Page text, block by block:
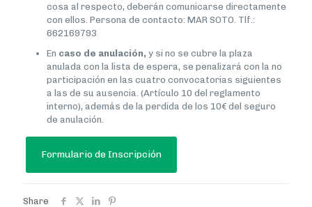
cosa al respecto, deberán comunicarse directamente
con ellos. Persona de contacto: MAR SOTO. Tlf.:
662169793
En caso de anulación, y si no se cubre la plaza
anulada con la lista de espera, se penalizará con la no
participación en las cuatro convocatorias siguientes
a las de su ausencia. (Artículo 10 del reglamento
interno), además de la perdida de los 10€ del seguro
de anulación.
Formulario de Inscripción
Share